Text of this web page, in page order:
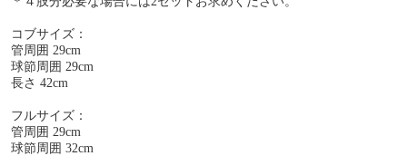
コブサイズ：
管周囲 29cm
球節周囲 29cm
長さ 42cm
フルサイズ：
管周囲 29cm
球節周囲 32cm